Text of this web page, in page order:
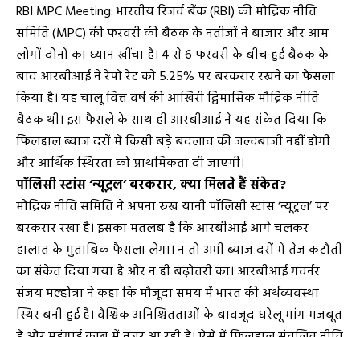
RBI MPC Meeting: भारतीय रिजर्व बैंक (RBI) की मौद्रिक नीति
समिति (MPC) की फरवरी की बैठक के नतीजों ने बाजार और आम
लोगों दोनों का ध्यान खींचा है। 4 से 6 फरवरी के बीच हुई बैठक के
बाद आरबीआई ने रेपो रेट को 5.25% पर बरकरार रखने का फैसला
किया है। यह चालू वित्त वर्ष की आखिरी द्विमासिक मौद्रिक नीति
बैठक थी। इस फैसले के साथ ही आरबीआई ने यह संकेत दिया कि
फिलहाल ब्याज दरों में किसी बड़े बदलाव की जल्दबाजी नहीं होगी
और आर्थिक स्थिरता को प्राथमिकता दी जाएगी।
पॉलिसी स्टांस ‘न्यूट्रल’ बरकरार, क्या मिलते हैं संकेत?
मौद्रिक नीति समिति ने अपना रुख यानी पॉलिसी स्टांस ‘न्यूट्रल’ पर
बरकरार रखा है। इसका मतलब है कि आरबीआई आगे चलकर
हालात के मुताबिक फैसला लेगा। न तो अभी ब्याज दरों में तेज कटौती
का संकेत दिया गया है और न ही बढ़ोतरी का। आरबीआई गवर्नर
संजय मल्होत्रा ने कहा कि मौजूदा समय में भारत की अर्थव्यवस्था
स्थिर बनी हुई है। वैश्विक अनिश्चितताओं के बावजूद घरेलू मांग मजबूत